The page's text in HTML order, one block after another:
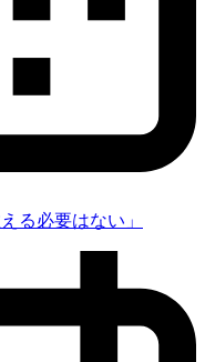
る必要はない」